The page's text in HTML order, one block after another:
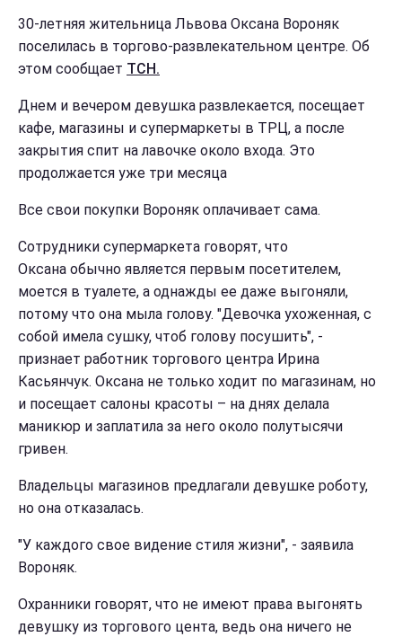
30-летняя жительница Львова Оксана Вороняк
поселилась в торгово-развлекательном центре. Об
этом сообщает ТСН.
Днем и вечером девушка развлекается, посещает
кафе, магазины и супермаркеты в ТРЦ, а после
закрытия спит на лавочке около входа. Это
продолжается уже три месяца
Все свои покупки Вороняк оплачивает сама.
Сотрудники супермаркета говорят, что
Оксана обычно является первым посетителем,
моется в туалете, а однажды ее даже выгоняли,
потому что она мыла голову. "Девочка ухоженная, с
собой имела сушку, чтоб голову посушить", -
признает работник торгового центра Ирина
Касьянчук. Оксана не только ходит по магазинам, но
и посещает салоны красоты – на днях делала
маникюр и заплатила за него около полутысячи
гривен.
Владельцы магазинов предлагали девушке роботу,
но она отказалась.
"У каждого свое видение стиля жизни", - заявила
Вороняк.
Охранники говорят, что не имеют права выгонять
девушку из торгового цента, ведь она ничего не